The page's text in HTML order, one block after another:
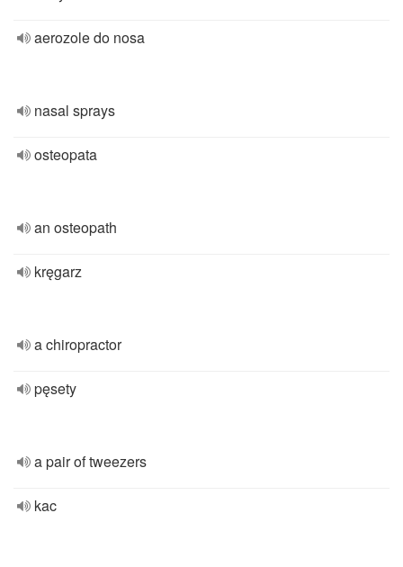
aerozole do nosa
nasal sprays
osteopata
an osteopath
kręgarz
a chiropractor
pęsety
a pair of tweezers
kac